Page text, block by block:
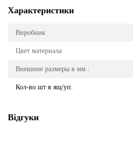
Характеристики
Виробник
Цвет материала
Внешние размеры в мм :
Кол-во шт в ящ/уп:
Відгуки